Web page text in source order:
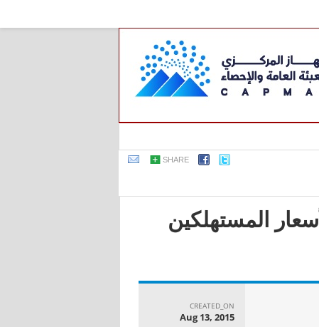
SHARE
المستهلكين
CREATED_ON
Aug 13, 2015